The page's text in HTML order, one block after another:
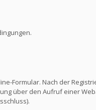
Formular. Nach der
über den Aufruf einer